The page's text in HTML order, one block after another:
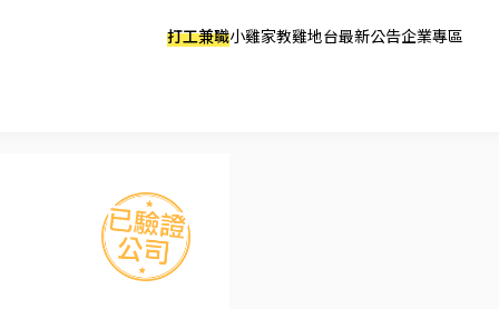
打工兼職小雞家教雞地台最新公告企業專區